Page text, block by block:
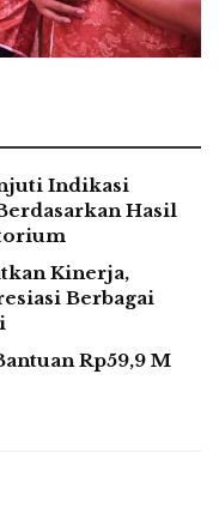
Indikasi
Hasil
Kinerja,
Berbagai
Rp59,9 M